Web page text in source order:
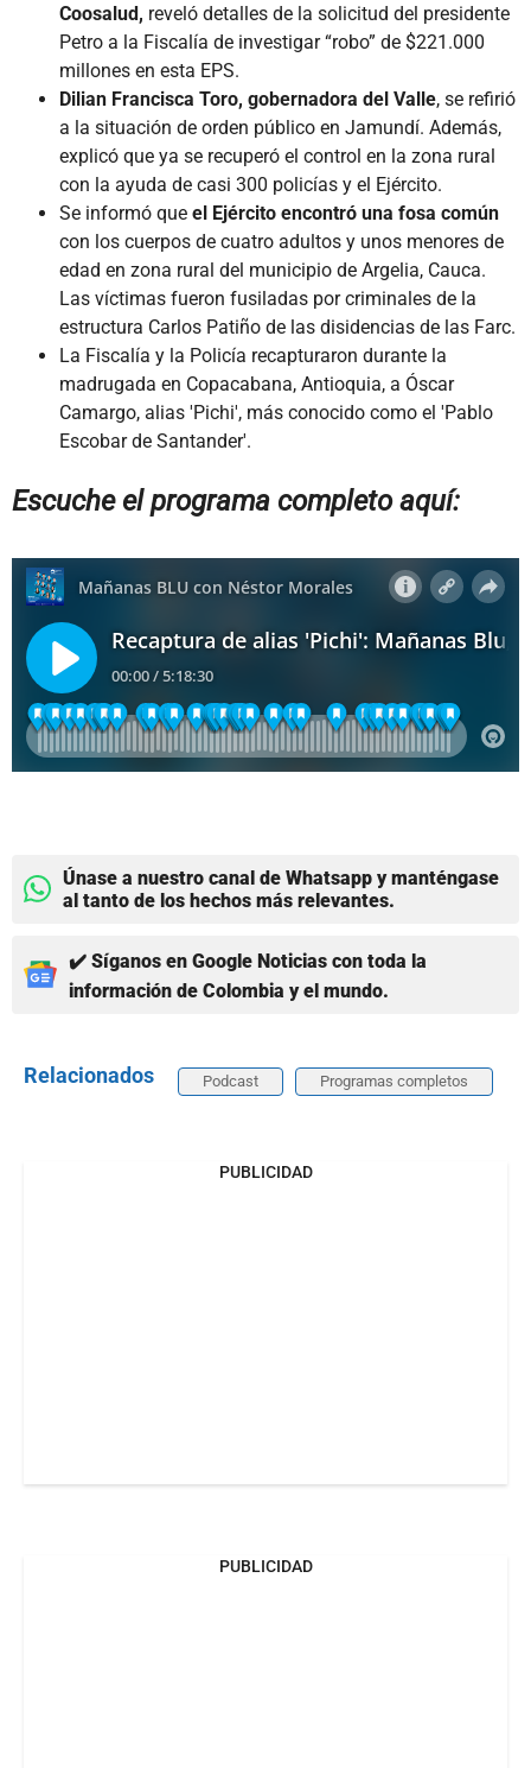
Coosalud, reveló detalles de la solicitud del presidente
Petro a la Fiscalía de investigar “robo” de $221.000
millones en esta EPS.
Dilian Francisca Toro, gobernadora del Valle, se refirió
a la situación de orden público en Jamundí. Además,
explicó que ya se recuperó el control en la zona rural
con la ayuda de casi 300 policías y el Ejército.
Se informó que el Ejército encontró una fosa común
con los cuerpos de cuatro adultos y unos menores de
edad en zona rural del municipio de Argelia, Cauca.
Las víctimas fueron fusiladas por criminales de la
estructura Carlos Patiño de las disidencias de las Farc.
La Fiscalía y la Policía recapturaron durante la
madrugada en Copacabana, Antioquia, a Óscar
Camargo, alias 'Pichi', más conocido como el 'Pablo
Escobar de Santander'.
Escuche el programa completo aquí:
Únase a nuestro canal de Whatsapp y manténgase
al tanto de los hechos más relevantes.
✔️ Síganos en Google Noticias con toda la
información de Colombia y el mundo.
Relacionados Podcast Programas completos
PUBLICIDAD
PUBLICIDAD